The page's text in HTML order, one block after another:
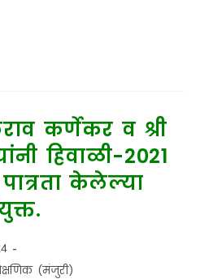
कर्णेकर व श्री
हिवाळी-2021
केलेल्या
(मंजुरी)